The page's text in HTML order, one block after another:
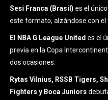
Sesi Franca (Brasil) es el
este formato, alzándose con el
El NBA G League United es el
previa en la Copa
dos ocasiones.
Rytas Vilnius, RSSB Tigers,
Fighters y Boca Juniors